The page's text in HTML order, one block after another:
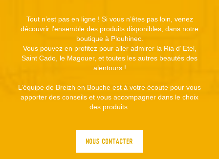
Tout n’est pas en ligne ! Si vous n’êtes pas loin, venez
découvrir l’ensemble des produits disponibles, dans notre
boutique à Plouhinec.
Vous pouvez en profitez pour aller admirer la Ria d’ Etel,
Saint Cado, le Magouer, et toutes les autres beautés des
alentours !
L’équipe de Breizh en Bouche est à votre écoute pour vous
apporter des conseils et vous accompagner dans le choix
des produits.
NOUS CONTACTER